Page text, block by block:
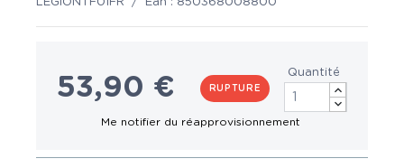
53,90 € RUPTURE
Quantité